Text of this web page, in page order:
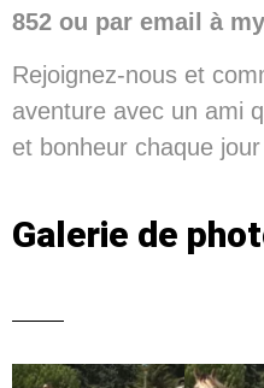
852 ou par email à
Rejoignez-nous et
aventure avec un ami
et bonheur chaque jour
Galerie de